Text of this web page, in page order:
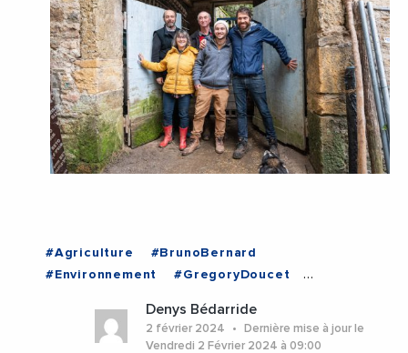
#Agriculture
#BrunoBernard
#Environnement
#GregoryDoucet
#TransitionEcologique
#VilleDeLyon
#AuvergneRhoneAlpes
#Lyon #RhoneAlpes
Denys Bédarride
2 février 2024
Dernière mise à jour le
Vendredi 2 Février 2024 à 09:00